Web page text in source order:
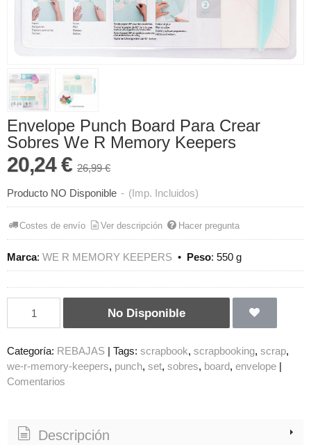
Envelope Punch Board Para Crear
Sobres We R Memory Keepers
20,24 € 26,99 €
Producto NO Disponible - (Imp. Incluidos)
Costes de envío Ver descripción Hacer pregunta
Marca: WE R MEMORY KEEPERS • Peso: 550 g
No Disponible
Categoría: REBAJAS | Tags: scrapbook scrapbooking scrap
we-r-memory-keepers punch set sobres board envelope |
Comentarios
Descripción